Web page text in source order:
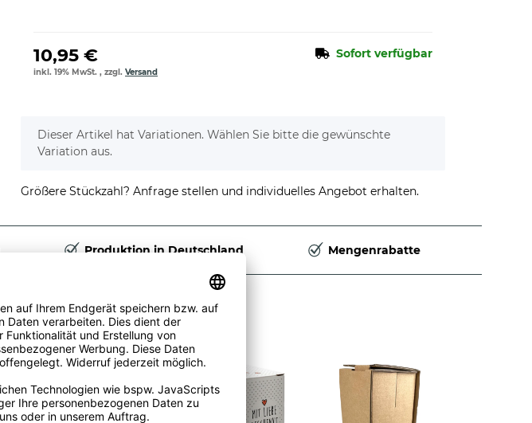
10,95 € Sofort verfügbar
inkl. 19% MwSt. , zzgl. Versand
x
Dieser Artikel hat Variationen. Wählen Sie bitte die gewünschte
Variation aus.
Größere Stückzahl? Anfrage stellen und individuelles Angebot erhalten.
Produktion in Deutschland Mengenrabatte
Passende Verpackungen